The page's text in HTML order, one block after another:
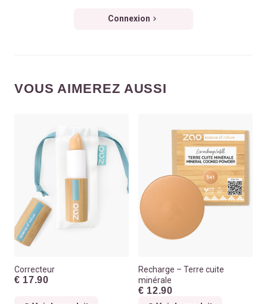
Connexion
VOUS AIMEREZ AUSSI
Correcteur
€ 17.90
Recharge – Terre cuite
minérale
€ 12.90